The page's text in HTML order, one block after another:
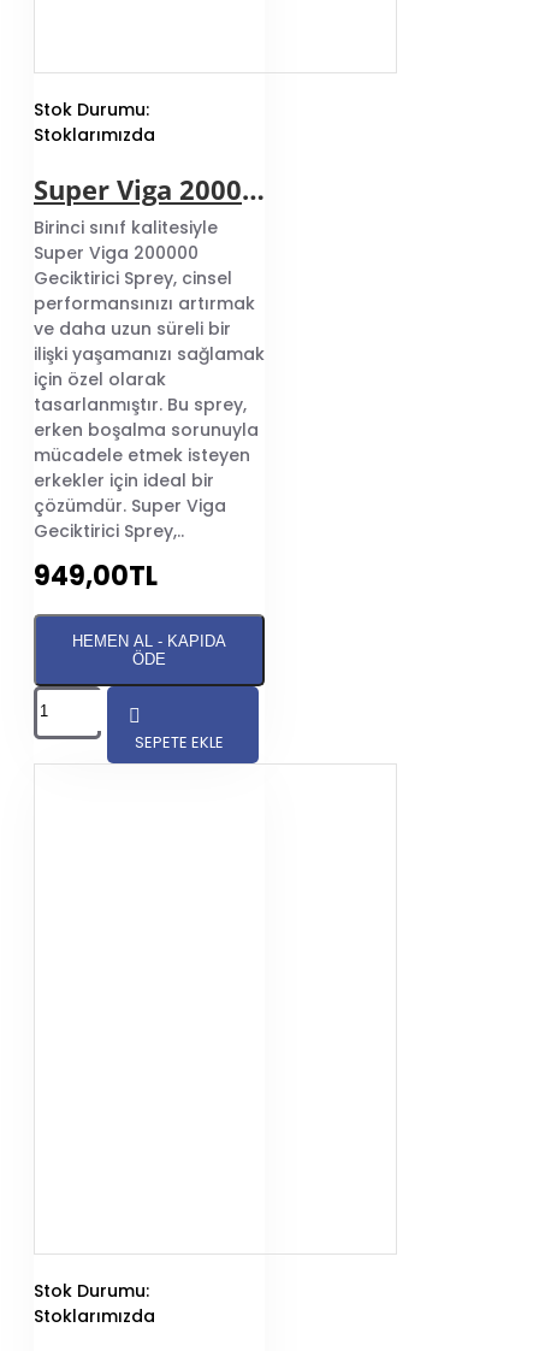
Viga 50000
Geciktirici Sprey
Stag 9000 Geciktirici
Delay 48000
Geciktirici Sprey
En İyi Geciktirici
En iyi geciktirici şüphesiz ki
vi*gra markasının kremi
olarak bilinmektedir.
Sonrasında hap olarak
alacağınız en iyi geciktirici
Steel Man Plus olarak
bilinen performans
hapıdır.
Geciktirici kaç dk. İşe
yarar?
Steel Man Plus geciktirici
hap 3 saate kadar
geciktirici etkisi
vermektedir. Vi*gra
markasının kremi ise 1
saate kadar geciktirici
etkisi yapmaktadır.
Edilen Geciktirici
Markaları
Stok Durumu:
Stoklarımızda
Super Viga 200000 Geciktirici Sprey
Birinci sınıf kalitesiyle
Super Viga 200000
Geciktirici Sprey, cinsel
performansınızı artırmak
ve daha uzun süreli bir
ilişki yaşamanızı sağlamak
için özel olarak
tasarlanmıştır. Bu sprey,
erken boşalma sorunuyla
mücadele etmek isteyen
erkekler için ideal bir
çözümdür. Super Viga
Geciktirici Sprey,..
949,00TL
HEMEN AL - KAPIDA
ÖDE
SEPETE EKLE
Stok Durumu:
Stoklarımızda